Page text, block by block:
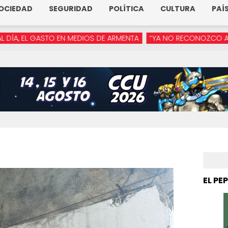
SEGURIDAD POLÍTICA CULTURA
EN MEDIOS DE ARMENTA “YA NO RECONOZCO A MI
EL